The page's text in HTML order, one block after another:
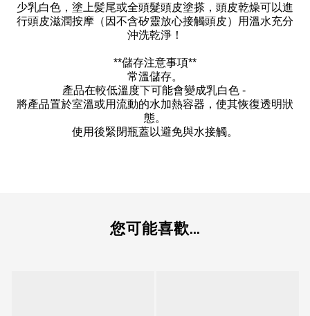
少乳白色，塗上髪尾或全頭髮頭皮塗搽，頭皮乾燥可以進
行頭皮滋潤按摩（因不含矽靈放心接觸頭皮）用溫水充分
沖洗乾淨！
**儲存注意事項**
常溫儲存。
產品在較低溫度下可能會變成乳白色 -
將產品置於室溫或用流動的水加熱容器，使其恢復透明狀
態。
使用後緊閉瓶蓋以避免與水接觸。
您可能喜歡...